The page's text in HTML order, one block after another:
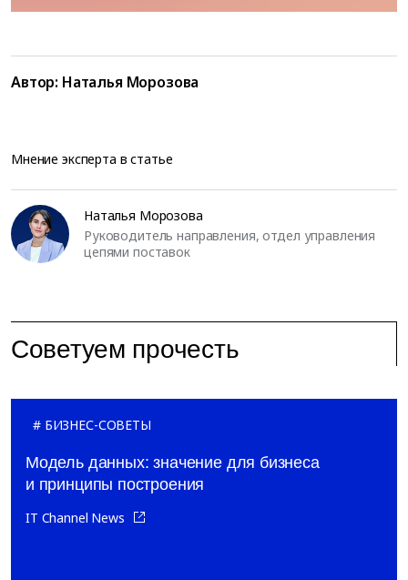
Автор: Наталья Морозова
Мнение эксперта в статье
Наталья Морозова
Руководитель направления, отдел управления
цепями поставок
Советуем прочесть
БИЗНЕС-СОВЕТЫ
Модель данных: значение для бизнеса
и принципы построения
IT Channel News